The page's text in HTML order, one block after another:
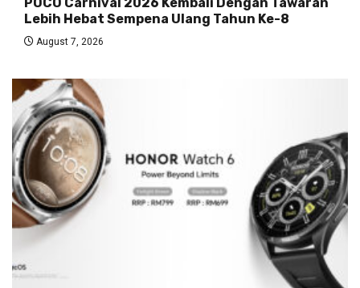
Lebih Hebat Sempena Ulang Tahun Ke-8
August 7, 2026